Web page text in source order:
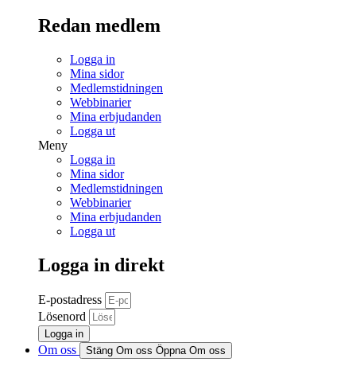
Redan medlem
Logga in
Mina sidor
Medlemstidningen
Webbinarier
Mina erbjudanden
Logga ut
Meny
Logga in
Mina sidor
Medlemstidningen
Webbinarier
Mina erbjudanden
Logga ut
Logga in direkt
E-postadress
Lösenord
Logga in
Om oss Stäng Om oss Öppna Om oss